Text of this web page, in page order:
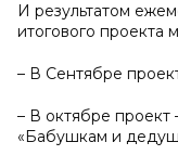
И результатом
итогового проекта
– В Сентябре
– В октябре проект
«Бабушкам и